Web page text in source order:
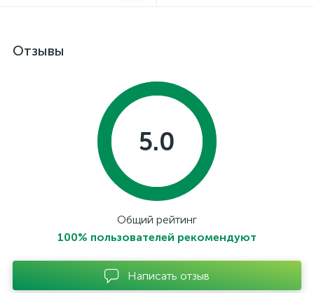
Отзывы
5.0
Общий рейтинг
100% пользователей рекомендуют
Написать отзыв